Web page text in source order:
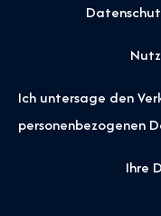
Ich untersage den
personenbezogenen
Ihre